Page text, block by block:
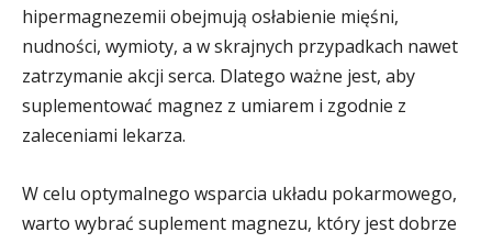
hipermagnezemii obejmują osłabienie mięśni,
nudności, wymioty, a w skrajnych przypadkach nawet
zatrzymanie akcji serca. Dlatego ważne jest, aby
suplementować magnez z umiarem i zgodnie z
zaleceniami lekarza.
W celu optymalnego wsparcia układu pokarmowego,
warto wybrać suplement magnezu, który jest dobrze